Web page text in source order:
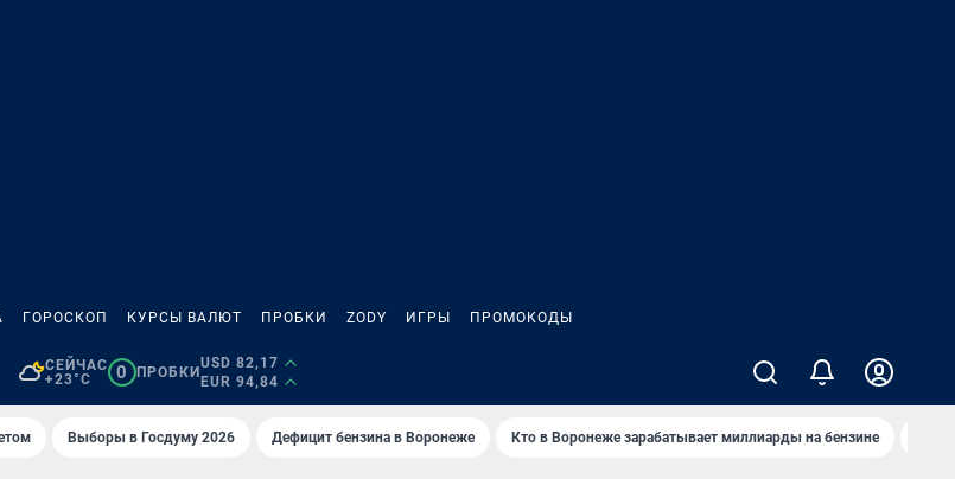
ГОРОСКОП КУРСЫ ВАЛЮТ ПРОБКИ ZODY ИГРЫ ПРОМОКОДЫ
СЕЙЧАС
+23°C
0 ПРОБКИ
USD 82,17
EUR 94,84
Выборы в Госдуму 2026 Дефицит бензина в Воронеже Кто в Воронеже зарабатывает миллиарды на бензине